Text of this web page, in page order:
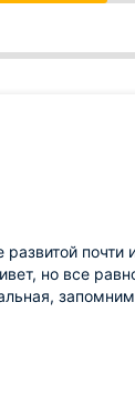
почти
но все